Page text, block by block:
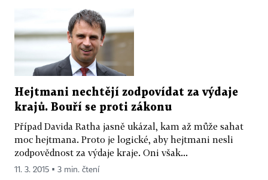
Hejtmani nechtějí zodpovídat za výdaje
krajů. Bouří se proti zákonu
Případ Davida Ratha jasně ukázal, kam až může sahat
moc hejtmana. Proto je logické, aby hejtmani nesli
zodpovědnost za výdaje kraje. Oni však...
11. 3. 2015 ▪ 3 min. čtení